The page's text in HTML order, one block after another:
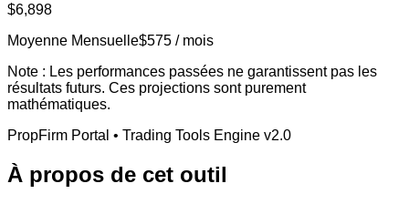
$6,898
Moyenne Mensuelle$575 / mois
Note : Les performances passées ne garantissent pas les
résultats futurs. Ces projections sont purement
mathématiques.
PropFirm Portal • Trading Tools Engine v2.0
À propos de cet outil